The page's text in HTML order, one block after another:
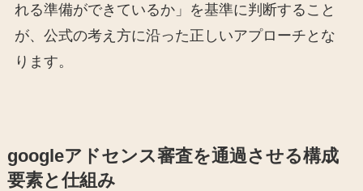
れる準備ができているか」を基準に判断すること
が、公式の考え方に沿った正しいアプローチとな
ります。
googleアドセンス審査を通過させる構成
要素と仕組み